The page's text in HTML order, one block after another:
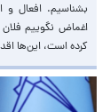
بشناسیم. افعال و
اغماض نگوییم
کرده است، این‌ها